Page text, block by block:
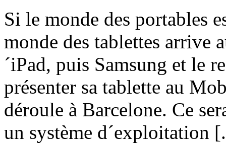
Si le monde des portables
monde des tablettes arrive
´iPad, puis Samsung et le
présenter sa tablette au
déroule à Barcelone. Ce
un système d´exploitation